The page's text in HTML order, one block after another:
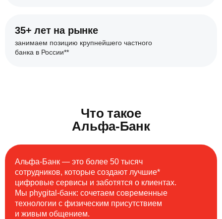
35+ лет на рынке
занимаем позицию крупнейшего частного
банка в России**
Что такое
Альфа-Банк
Альфа-Банк — это более 50 тысяч
сотрудников, которые создают лучшие*
цифровые сервисы и заботятся о клиентах.
Мы phygital-банк: сочетаем современные
технологии с физическим присутствием
и живым общением.